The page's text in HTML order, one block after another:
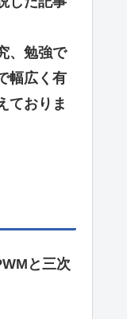
、勉強で
幅広く有
ておりま
と三次